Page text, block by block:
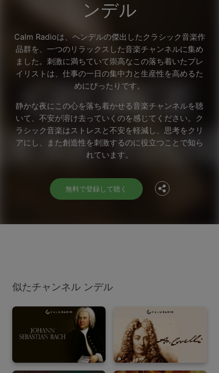
ンデル
Calm Radioは、ヘンデルの傑出したクラシック音楽作
品群を、一つのリラックスした音楽チャンネルに集め
ました。刺激に満ちていて崇高なこの落ち着いたプレ
イリストは、仕事の一日の集中力と生産性を高めるた
めにぴったりです。
静かな夜にこの心を落ち着かせる音楽チャンネルを聴
いて、不安が溶け去っていくのを感じてください。ク
ラシック音楽はストレスと不安を軽減し、思考をクリ
アにし、また創造性を刺激するのに役立つことで知ら
れています。
無料で登録して聴く
Facebook
似たチャンネル ンデル